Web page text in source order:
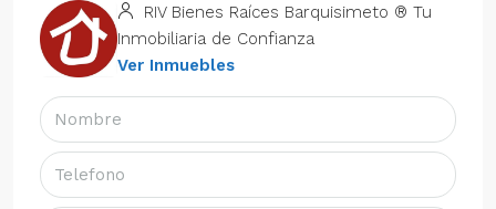
RIV Bienes Raíces Barquisimeto ® Tu
Inmobiliaria de Confianza
Ver Inmuebles